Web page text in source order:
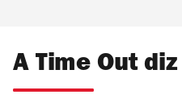
A Time Out diz